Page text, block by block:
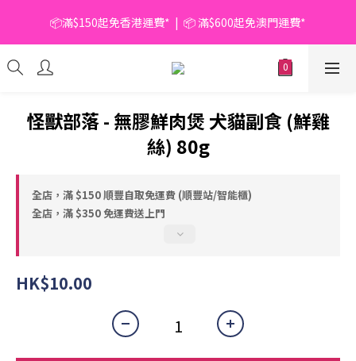
📦滿$150起免香港運費*  |  📦 滿$600起免澳門運費*
📦滿$150起免香港運費*  |  📦 滿$600起免澳門運費*
🥫 罐頭優惠 | 任選* 6件 即減 $6 |  任選* 24件 即減 $30 🥫 (按此了
解更多)
📦滿$150起免香港運費*  |  📦 滿$600起免澳門運費*
怪獸部落 - 無膠鮮肉煲 犬貓副食 (鮮雞
絲) 80g
全店，滿 $150 順豐自取免運費 (順豐站/智能櫃)
全店，滿 $350 免運費送上門
HK$10.00